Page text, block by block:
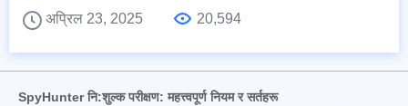
अप्रिल 23, 2025
20,594
SpyHunter नि:शुल्क परीक्षण: महत्त्वपूर्ण नियम र सर्तहरू